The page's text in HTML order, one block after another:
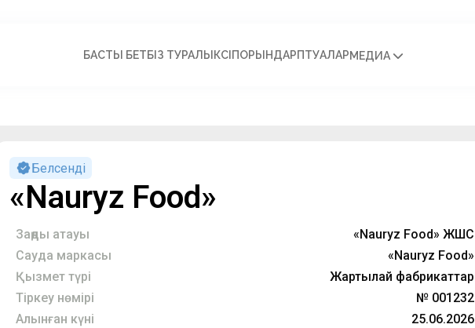
БАСТЫ БЕТБІЗ ТУРАЛЫ КӘСІПОРЫНДАРПӘТУАЛАРМЕДИА
Белсенді
«Nauryz Food»
Заңды атауы
«Nauryz Food» ЖШС
Сауда маркасы
«Nauryz Food»
Қызмет түрі
Жартылай фабрикаттар
Тіркеу нөмірі
№ 001232
Алынған күні
25.06.2026